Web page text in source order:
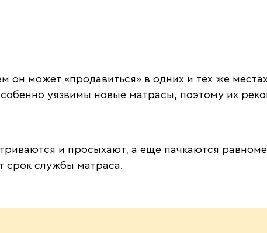
он может «продавиться» в одних и тех же
уязвимы новые матрасы, поэтому их
и просыхают, а еще пачкаются
срок службы матраса.